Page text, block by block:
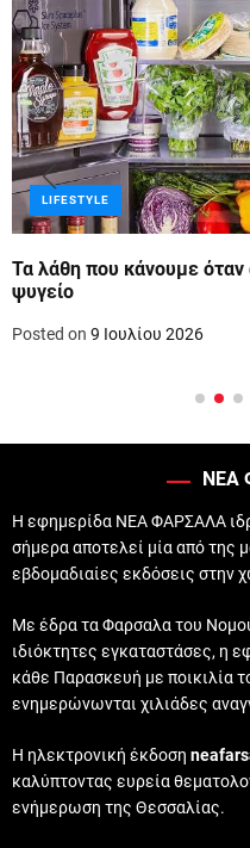
LIFESTYLE
Τα λάθη που κάνουμε
ψυγείο
Posted on 9 Ιουλίου 2026
ΝΕΑ
Η εφημερίδα ΝΕΑ ΦΑΡΣΑΛΑ
σήμερα αποτελεί μία από της
εβδομαδιαίες εκδόσεις στην
Με έδρα τα Φαρσαλα του
ιδιόκτητες εγκαταστάσες, η
κάθε Παρασκευή με ποικιλία
ενημερώνωνται χιλιάδες
Η ηλεκτρονική έκδοση
καλύπτοντας ευρεία
ενήμερωση της Θεσσαλίας.